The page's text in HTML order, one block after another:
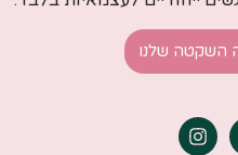
השקטה שלנו